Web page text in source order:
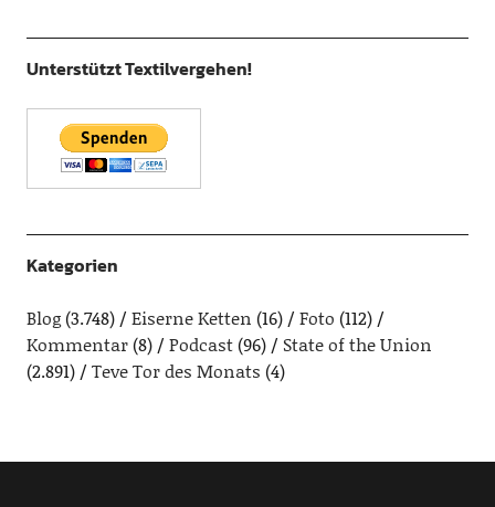
Unterstützt Textilvergehen!
Kategorien
Blog(3.748) Eiserne Ketten (16) Foto (112)
Kommentar(8) Podcast(96)
State of the Union
(2.891)
Teve Tor des Monats (4)